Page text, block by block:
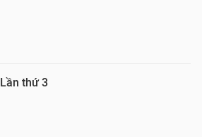
Lần thứ 3